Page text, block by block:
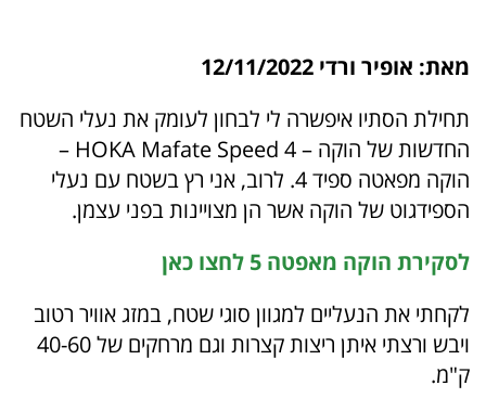
מאת: אופיר ורדי 12/11/2022
תחילת הסתיו איפשרה לי לבחון לעומק את נעלי השטח
החדשות של הוקה – HOKA Mafate Speed 4 –
הוקה מפאטה ספיד 4. לרוב, אני רץ בשטח עם נעלי
הספידגוט של הוקה אשר הן מצויינות בפני עצמן.
לסקירת הוקה מאפטה 5 לחצו כאן
לקחתי את הנעליים למגוון סוגי שטח, במזג אוויר רטוב
ויבש ורצתי איתן ריצות קצרות וגם מרחקים של 40-60
ק"מ.